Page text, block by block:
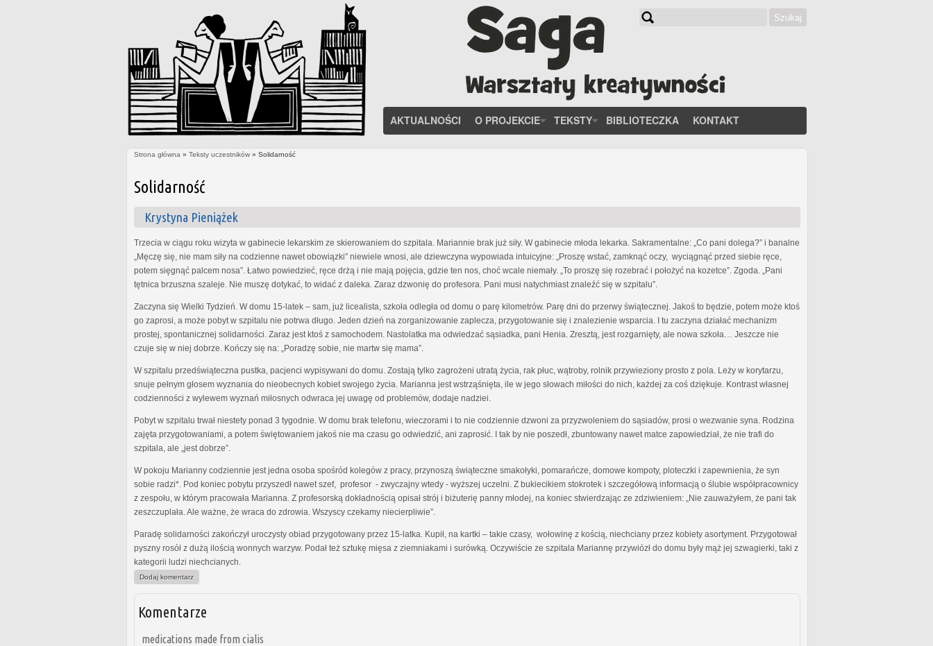
Szukaj
AKTUALNOŚCI O PROJEKCIE TEKSTY BIBLIOTECZKA KONTAKT
Strona główna » Teksty uczestników » Solidarność
Solidarność
Krystyna Pieniążek
Trzecia w ciągu roku wizyta w gabinecie lekarskim ze skierowaniem do szpitala. Mariannie brak już siły. W gabinecie młoda lekarka. Sakramentalne: „Co pani dolega?” i banalne
„Męczę się, nie mam siły na codzienne nawet obowiązki” niewiele wnosi, ale dziewczyna wypowiada intuicyjne: „Proszę wstać, zamknąć oczy, wyciągnąć przed siebie ręce,
potem sięgnąć palcem nosa”. Łatwo powiedzieć, ręce drżą i nie mają pojęcia, gdzie ten nos, choć wcale niemały. „To proszę się rozebrać i położyć na kozetce”. Zgoda. „Pani
tętnica brzuszna szaleje. Nie muszę dotykać, to widać z daleka. Zaraz dzwonię do profesora. Pani musi natychmiast znaleźć się w szpitalu”.
Zaczyna się Wielki Tydzień. W domu 15-latek – sam, już licealista, szkoła odległa od domu o parę kilometrów. Parę dni do przerwy świątecznej. Jakoś to będzie, potem może ktoś
go zaprosi, a może pobyt w szpitalu nie potrwa długo. Jeden dzień na zorganizowanie zaplecza, przygotowanie się i znalezienie wsparcia. I tu zaczyna działać mechanizm
prostej, spontanicznej solidarności. Zaraz jest ktoś z samochodem. Nastolatka ma odwiedzać sąsiadka, pani Henia. Zresztą, jest rozgarnięty, ale nowa szkoła… Jeszcze nie
czuje się w niej dobrze. Kończy się na: „Poradzę sobie, nie martw się mama”.
W szpitalu przedświąteczna pustka, pacjenci wypisywani do domu. Zostają tylko zagrożeni utratą życia, rak płuc, wątroby, rolnik przywieziony prosto z pola. Leży w korytarzu,
snuje pełnym głosem wyznania do nieobecnych kobiet swojego życia. Marianna jest wstrząśnięta, ile w jego słowach miłości do nich, każdej za coś dziękuje. Kontrast własnej
codzienności z wylewem wyznań miłosnych odwraca jej uwagę od problemów, dodaje nadziei.
Pobyt w szpitalu trwał niestety ponad 3 tygodnie. W domu brak telefonu, wieczorami i to nie codziennie dzwoni za przyzwoleniem do sąsiadów, prosi o wezwanie syna. Rodzina
zajęta przygotowaniami, a potem świętowaniem jakoś nie ma czasu go odwiedzić, ani zaprosić. I tak by nie poszedł, zbuntowany nawet matce zapowiedział, że nie trafi do
szpitala, ale „jest dobrze”.
W pokoju Marianny codziennie jest jedna osoba spośród kolegów z pracy, przynoszą świąteczne smakołyki, pomarańcze, domowe kompoty, ploteczki i zapewnienia, że syn
sobie radzi*. Pod koniec pobytu przyszedł nawet szef, profesor - zwyczajny wtedy - wyższej uczelni. Z bukiecikiem stokrotek i szczegółową informacją o ślubie współpracownicy
z zespołu, w którym pracowała Marianna. Z profesorską dokładnością opisał strój i biżuterię panny młodej, na koniec stwierdzając ze zdziwieniem: „Nie zauważyłem, że pani tak
zeszczuplała. Ale ważne, że wraca do zdrowia. Wszyscy czekamy niecierpliwie”.
Paradę solidarności zakończył uroczysty obiad przygotowany przez 15-latka. Kupił, na kartki – takie czasy, wołowinę z kością, niechciany przez kobiety asortyment. Przygotował
pyszny rosół z dużą ilością wonnych warzyw. Podał też sztukę mięsa z ziemniakami i surówką. Oczywiście ze szpitala Mariannę przywiózł do domu były mąż jej szwagierki, taki z
kategorii ludzi niechcianych.
Dodaj komentarz
Komentarze
medications made from cialis